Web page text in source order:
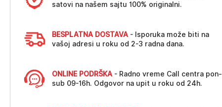
satovi na našem sajtu 100% originalni.
BESPLATNA DOSTAVA - Isporuka može biti na
vašoj adresi u roku od 2-3 radna dana.
ONLINE PODRŠKA - Radno vreme Call centra pon-
sub 09-16h. Odgovor na upit u roku od 24h.